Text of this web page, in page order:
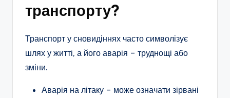
транспорту?
Транспорт у сновидіннях часто символізує
шлях у житті, а його аварія – труднощі або
зміни.
Аварія на літаку – може означати зірвані